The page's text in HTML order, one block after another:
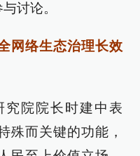
讨论。
网络生态治理长效
院院长时建中表
殊而关键的功能，